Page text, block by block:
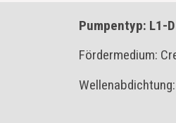
Pumpentyp: L1-D
Fördermedium: